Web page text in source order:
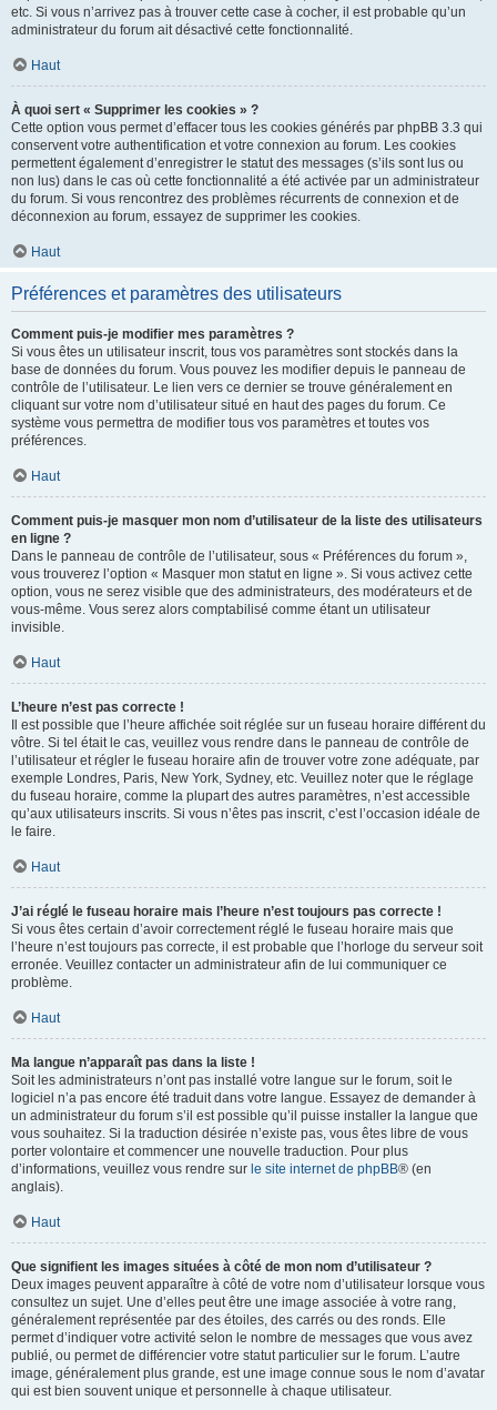
etc. Si vous n’arrivez pas à trouver cette case à cocher, il est probable qu’un
administrateur du forum ait désactivé cette fonctionnalité.
Haut
À quoi sert « Supprimer les cookies » ?
Cette option vous permet d’effacer tous les cookies générés par phpBB 3.3 qui
conservent votre authentification et votre connexion au forum. Les cookies
permettent également d’enregistrer le statut des messages (s’ils sont lus ou
non lus) dans le cas où cette fonctionnalité a été activée par un administrateur
du forum. Si vous rencontrez des problèmes récurrents de connexion et de
déconnexion au forum, essayez de supprimer les cookies.
Haut
Préférences et paramètres des utilisateurs
Comment puis-je modifier mes paramètres ?
Si vous êtes un utilisateur inscrit, tous vos paramètres sont stockés dans la
base de données du forum. Vous pouvez les modifier depuis le panneau de
contrôle de l’utilisateur. Le lien vers ce dernier se trouve généralement en
cliquant sur votre nom d’utilisateur situé en haut des pages du forum. Ce
système vous permettra de modifier tous vos paramètres et toutes vos
préférences.
Haut
Comment puis-je masquer mon nom d’utilisateur de la liste des utilisateurs
en ligne ?
Dans le panneau de contrôle de l’utilisateur, sous « Préférences du forum »,
vous trouverez l’option « Masquer mon statut en ligne ». Si vous activez cette
option, vous ne serez visible que des administrateurs, des modérateurs et de
vous-même. Vous serez alors comptabilisé comme étant un utilisateur
invisible.
Haut
L’heure n’est pas correcte !
Il est possible que l’heure affichée soit réglée sur un fuseau horaire différent du
vôtre. Si tel était le cas, veuillez vous rendre dans le panneau de contrôle de
l’utilisateur et régler le fuseau horaire afin de trouver votre zone adéquate, par
exemple Londres, Paris, New York, Sydney, etc. Veuillez noter que le réglage
du fuseau horaire, comme la plupart des autres paramètres, n’est accessible
qu’aux utilisateurs inscrits. Si vous n’êtes pas inscrit, c’est l’occasion idéale de
le faire.
Haut
J’ai réglé le fuseau horaire mais l’heure n’est toujours pas correcte !
Si vous êtes certain d’avoir correctement réglé le fuseau horaire mais que
l’heure n’est toujours pas correcte, il est probable que l’horloge du serveur soit
erronée. Veuillez contacter un administrateur afin de lui communiquer ce
problème.
Haut
Ma langue n’apparaît pas dans la liste !
Soit les administrateurs n’ont pas installé votre langue sur le forum, soit le
logiciel n’a pas encore été traduit dans votre langue. Essayez de demander à
un administrateur du forum s’il est possible qu’il puisse installer la langue que
vous souhaitez. Si la traduction désirée n’existe pas, vous êtes libre de vous
porter volontaire et commencer une nouvelle traduction. Pour plus
d’informations, veuillez vous rendre sur le site internet de phpBB® (en
anglais).
Haut
Que signifient les images situées à côté de mon nom d’utilisateur ?
Deux images peuvent apparaître à côté de votre nom d’utilisateur lorsque vous
consultez un sujet. Une d’elles peut être une image associée à votre rang,
généralement représentée par des étoiles, des carrés ou des ronds. Elle
permet d’indiquer votre activité selon le nombre de messages que vous avez
publié, ou permet de différencier votre statut particulier sur le forum. L’autre
image, généralement plus grande, est une image connue sous le nom d’avatar
qui est bien souvent unique et personnelle à chaque utilisateur.